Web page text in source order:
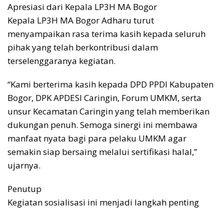
Apresiasi dari Kepala LP3H MA Bogor
Kepala LP3H MA Bogor Adharu turut
menyampaikan rasa terima kasih kepada seluruh
pihak yang telah berkontribusi dalam
terselenggaranya kegiatan.
“Kami berterima kasih kepada DPD PPDI Kabupaten
Bogor, DPK APDESI Caringin, Forum UMKM, serta
unsur Kecamatan Caringin yang telah memberikan
dukungan penuh. Semoga sinergi ini membawa
manfaat nyata bagi para pelaku UMKM agar
semakin siap bersaing melalui sertifikasi halal,”
ujarnya.
Penutup
Kegiatan sosialisasi ini menjadi langkah penting